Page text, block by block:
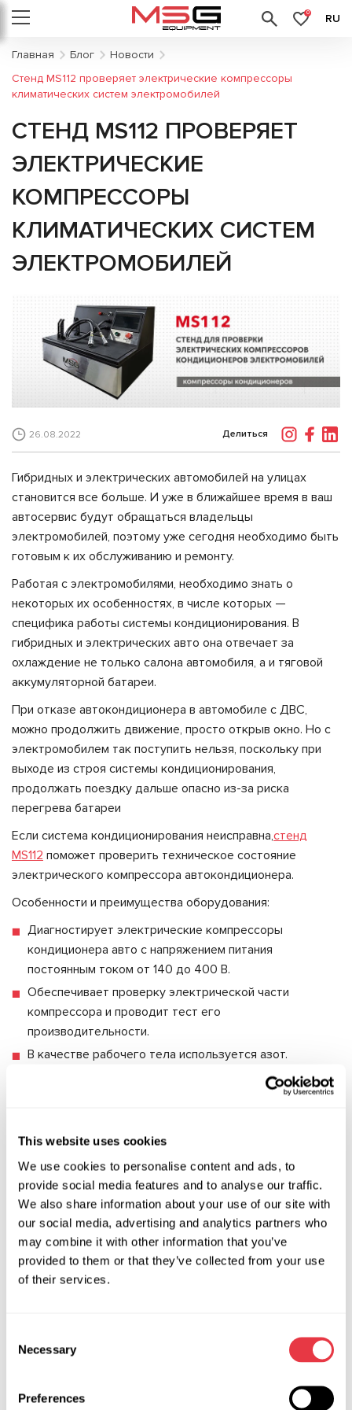
This website uses cookies
We use cookies to personalise content and ads, to
provide social media features and to analyse our traffic.
We also share information about your use of our site with
our social media, advertising and analytics partners who
may combine it with other information that you’ve
provided to them or that they’ve collected from your use
of their services.
Selection
Necessary
Preferences
0 RU
Главная Блог
Новости
Стенд MS112 проверяет электрические компрессоры
климатических систем электромобилей
СТЕНД MS112 ПРОВЕРЯЕТ
ЭЛЕКТРИЧЕСКИЕ
КОМПРЕССОРЫ
КЛИМАТИЧЕСКИХ СИСТЕМ
ЭЛЕКТРОМОБИЛЕЙ
26.08.2022 Делиться
Гибридных и электрических автомобилей на улицах
становится все больше. И уже в ближайшее время в ваш
автосервис будут обращаться владельцы
электромобилей, поэтому уже сегодня необходимо быть
готовым к их обслуживанию и ремонту.
Работая с электромобилями, необходимо знать о
некоторых их особенностях, в числе которых —
специфика работы системы кондиционирования. В
гибридных и электрических авто она отвечает за
охлаждение не только салона автомобиля, а и тяговой
аккумуляторной батареи.
При отказе автокондиционера в автомобиле с ДВС,
можно продолжить движение, просто открыв окно. Но с
электромобилем так поступить нельзя, поскольку при
выходе из строя системы кондиционирования,
продолжать поездку дальше опасно из-за риска
перегрева батареи
Если система кондиционирования неисправна,стенд
MS112 поможет проверить техническое состояние
электрического компрессора автокондиционера.
Особенности и преимущества оборудования:
Диагностирует электрические компрессоры
кондиционера авто с напряжением питания
постоянным током от 140 до 400 В.
Обеспечивает проверку электрической части
компрессора и проводит тест его
производительности.
В качестве рабочего тела используется азот.
Диагностика проводится в автоматическом режиме.
Простое, интуитивно понятное меню управления
Бесплатное обновление ПО.
Сохранение и распечатка результатов диагностики (в
разработке).
Может использоваться при предпродажной проверке
новых компрессоров.
В вашем автосервисе занимаются ремонтом
электромобилей или данное направление работы только
для обслуживания электрических авто и обучат
работать с ним.